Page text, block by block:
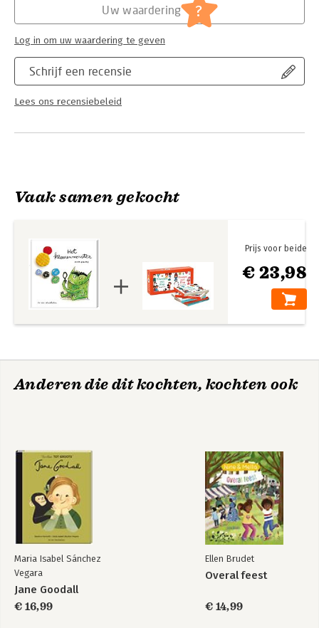
Schrijf een recensie
Lees ons recensiebeleid
Uw waardering ?
Log in om uw waardering te geven
Vaak samen gekocht
€ 23,98
Prijs voor beide
Anderen die dit kochten, kochten ook
Maria Isabel Sánchez
Vegara
Jane Goodall
€ 16,99
Ellen Brudet
Overal feest
€ 14,99